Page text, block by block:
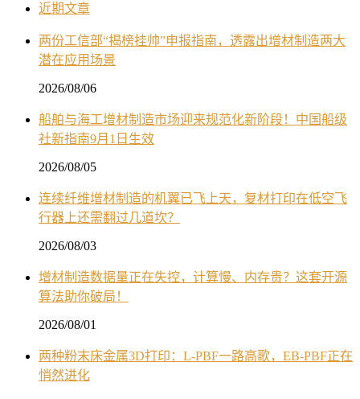
近期文章
两份工信部“揭榜挂帅”申报指南，透露出增材制造两大
潜在应用场景
2026/08/06
船舶与海工增材制造市场迎来规范化新阶段！中国船级
社新指南9月1日生效
2026/08/05
连续纤维增材制造的机翼已飞上天，复材打印在低空飞
行器上还需翻过几道坎？
2026/08/03
增材制造数据量正在失控，计算慢、内存贵？这套开源
算法助你破局！
2026/08/01
两种粉末床金属3D打印：L-PBF一路高歌，EB-PBF正在
悄然进化